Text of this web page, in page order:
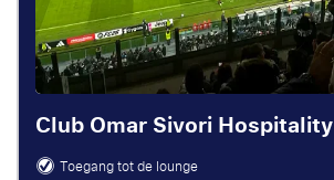
Club Omar Sivori Hospitality
Toegang tot de lounge